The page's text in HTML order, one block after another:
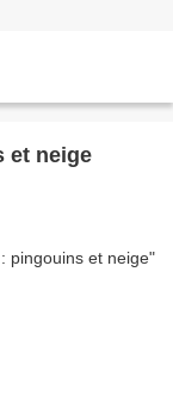
et neige